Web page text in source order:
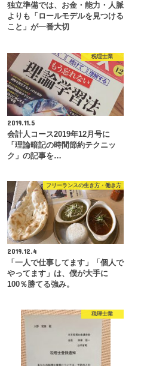
独立準備では、お金・能力・人脈
よりも「ロールモデルを見つける
こと」が一番大切
税理士業
2019.11.5
会計人コース2019年12月号に
「理論暗記の時間節約テクニッ
ク」の記事を…
フリーランスの生き方・働き方
2019.12.4
「一人で仕事してます」「個人で
やってます」は、僕が大手に
100％勝てる強み。
税理士業